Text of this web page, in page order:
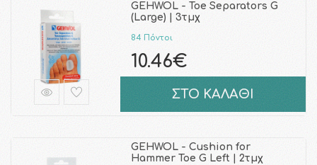
GEHWOL - Toe Separators G
(Large) | 3τμχ
84 Πόντοι
10.46€
ΣΤΟ ΚΑΛΑΘΙ
GEHWOL - Cushion for
Hammer Toe G Left | 2τμχ